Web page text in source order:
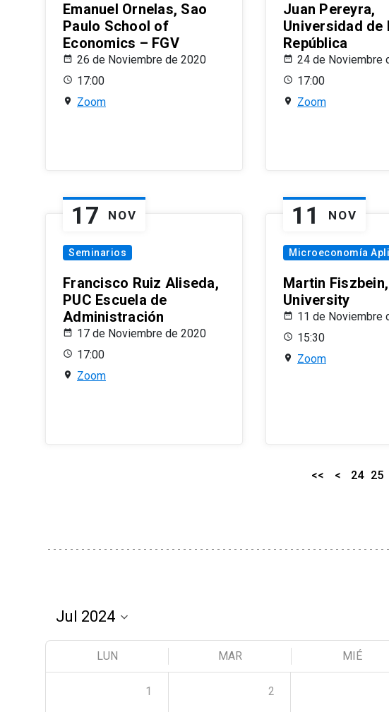
Emanuel Ornelas, Sao
Paulo School of
Economics – FGV
26 de Noviembre de 2020
17:00
Zoom
Juan Pereyra,
Universidad de
República
24 de Noviembre
17:00
Zoom
17 NOV
Seminarios
Francisco Ruiz Aliseda,
PUC Escuela de
Administración
17 de Noviembre de 2020
17:00
Zoom
11 NOV
Microeconomía
Martin
University
11 de Noviembre
15:30
Zoom
<< < 24 25
LUN MAR MIÉ
1 2